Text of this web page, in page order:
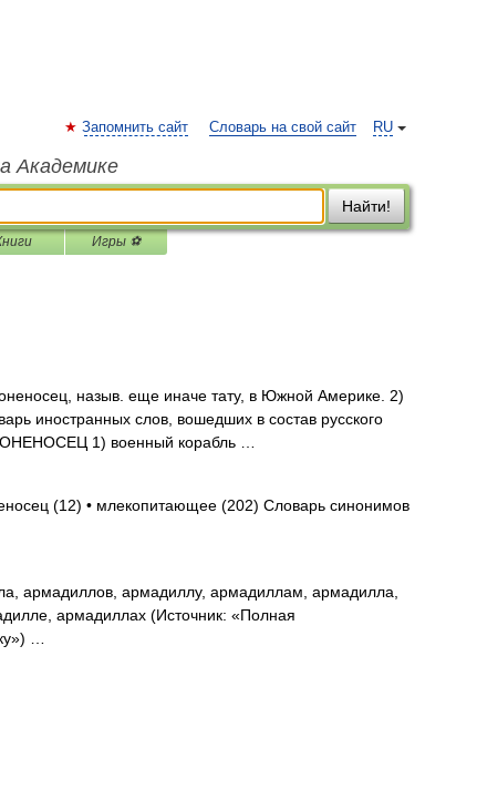
RU
Запомнить сайт Словарь на свой сайт
Академике
Найти!
Игры ⚽
назыв. еще иначе тату, в Южной Америке. 2)
иностранных слов, вошедших в состав русского
1) военный корабль …
(12) • млекопитающее (202) Словарь синонимов
армадиллов, армадиллу, армадиллам, армадилла,
армадиллах (Источник: «Полная
…